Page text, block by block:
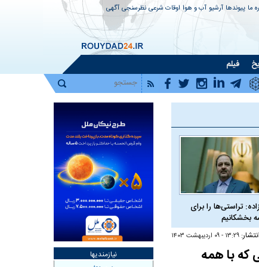
ما پیوندها آرشیو آب و هوا اوقات شرعی نظرسنجی آگهی
فیلم
تراستی‌ها را برای
بخشکانیم
۱۳:۲۹ - ۰۹ ارديبهشت ۱۴۰۳
با همه
نیازمندیها